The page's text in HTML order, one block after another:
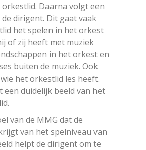
Daarna volgt een
dirigent. Dit gaat vaak
het spelen in het orkest
of zij heeft met muziek
in het orkest en
buiten de muziek. Ook
het orkestlid les heeft.
duidelijk beeld van het
van de MMG dat de
van het spelniveau van
helpt de dirigent om te